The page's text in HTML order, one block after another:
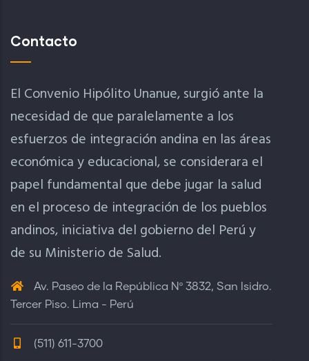
Contacto
El Convenio Hipólito Unanue, surgió ante la
necesidad de que paralelamente a los
esfuerzos de integración andina en las áreas
económica y educacional, se considerara el
papel fundamental que debe jugar la salud
en el proceso de integración de los pueblos
andinos, iniciativa del gobierno del Perú y
de su Ministerio de Salud.
Av. Paseo de la República Nº 3832, San Isidro.
Tercer Piso. Lima - Perú
(511) 611-3700